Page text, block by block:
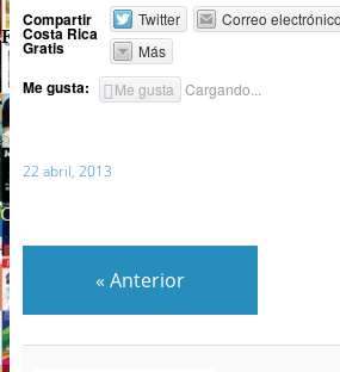
Compartir
Costa Rica
Gratis
Twitter Correo electrónico
Más
Me gusta: Me gusta Cargando...
22 abril, 2013
« Anterior